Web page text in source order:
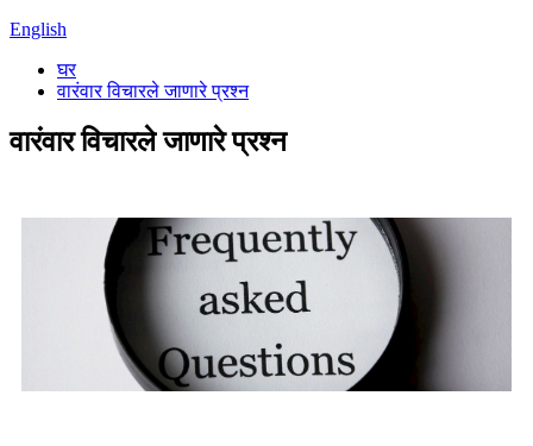
English
घर
वारंवार विचारले जाणारे प्रश्न
वारंवार विचारले जाणारे प्रश्न